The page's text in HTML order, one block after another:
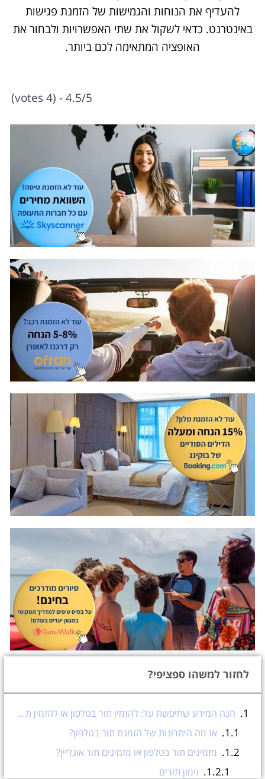
להעדיף את הנוחות והגמישות של הזמנת פגישות
באינטרנט. כדאי לשקול את שתי האפשרויות ולבחור את
האופציה המתאימה לכם ביותר.
4.5/5 - (4 votes)
לחזור למשהו ספציפי?
הנה המידע שחיפשת על: להזמין תור בטלפון או להזמין תור באינטרנט? זו השאלה!
אז מה היתרונות של הזמנת תור בטלפון?
מזמינים תור בטלפון או מזמינים תור אונליין?
זימון תורים